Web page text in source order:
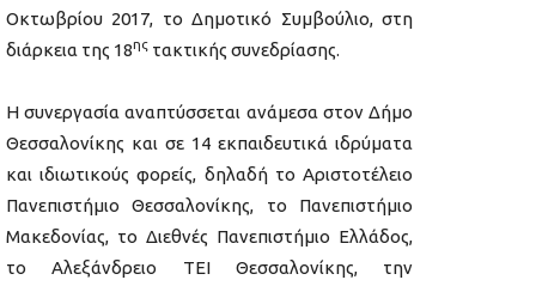
Οκτωβρίου 2017, το Δημοτικό Συμβούλιο, στη
διάρκεια της 18ης τακτικής συνεδρίασης.
Η συνεργασία αναπτύσσεται ανάμεσα στον Δήμο
Θεσσαλονίκης και σε 14 εκπαιδευτικά ιδρύματα
και ιδιωτικούς φορείς, δηλαδή το Αριστοτέλειο
Πανεπιστήμιο Θεσσαλονίκης, το Πανεπιστήμιο
Μακεδονίας, το Διεθνές Πανεπιστήμιο Ελλάδος,
το Αλεξάνδρειο ΤΕΙ Θεσσαλονίκης, την